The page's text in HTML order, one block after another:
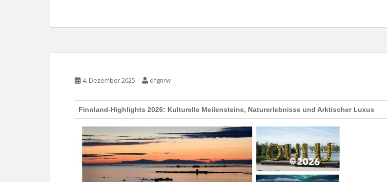
4. Dezember 2025 dfgnrw
Finnland-Highlights 2026: Kulturelle Meilensteine, Naturerlebnisse und Arktischer Luxus